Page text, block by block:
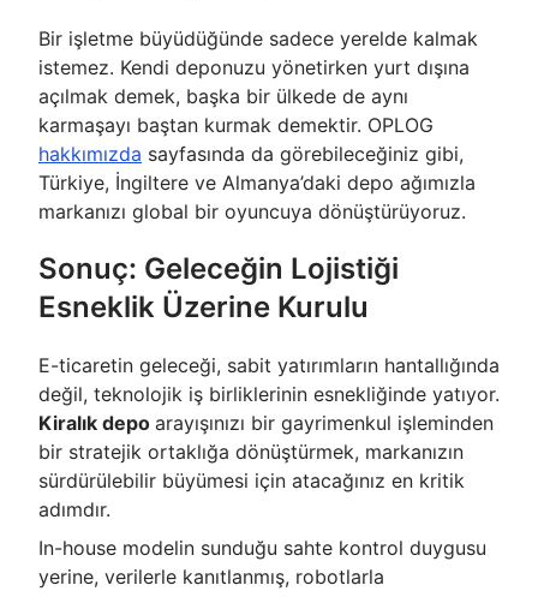
Bir işletme büyüdüğünde sadece yerelde kalmak
istemez. Kendi deponuzu yönetirken yurt dışına
açılmak demek, başka bir ülkede de aynı
karmaşayı baştan kurmak demektir. OPLOG
hakkımızda sayfasında da görebileceğiniz gibi,
Türkiye, İngiltere ve Almanya’daki depo ağımızla
markanızı global bir oyuncuya dönüştürüyoruz.
Sonuç: Geleceğin Lojistiği
Esneklik Üzerine Kurulu
E-ticaretin geleceği, sabit yatırımların hantallığında
değil, teknolojik iş birliklerinin esnekliğinde yatıyor.
Kiralık depo arayışınızı bir gayrimenkul işleminden
bir stratejik ortaklığa dönüştürmek, markanızın
sürdürülebilir büyümesi için atacağınız en kritik
adımdır.
In-house modelin sunduğu sahte kontrol duygusu
yerine, verilerle kanıtlanmış, robotlarla